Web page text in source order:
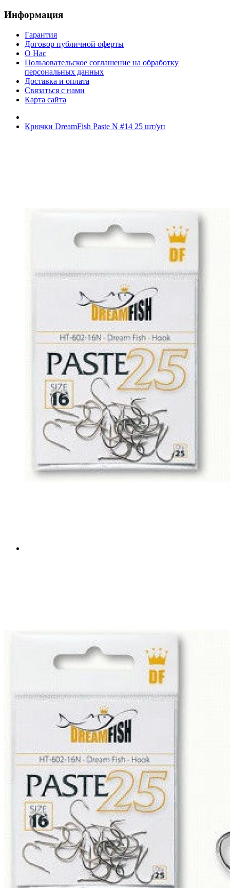
Информация
Гарантия
Договор публичной оферты
О Нас
Пользовательское соглашение на обработку
персональных данных
Доставка и оплата
Связаться с нами
Карта сайта
Крючки DreamFish Paste N #14 25 шт/уп